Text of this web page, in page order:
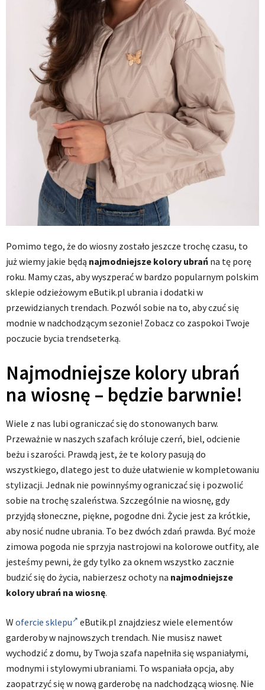
Pomimo tego, że do wiosny zostało jeszcze trochę czasu, to
już wiemy jakie będą najmodniejsze kolory ubrań na tę porę
roku. Mamy czas, aby wyszperać w bardzo popularnym polskim
sklepie odzieżowym eButik.pl ubrania i dodatki w
przewidzianych trendach. Pozwól sobie na to, aby czuć się
modnie w nadchodzącym sezonie! Zobacz co zaspokoi Twoje
poczucie bycia trendseterką.
Najmodniejsze kolory ubrań
na wiosnę – będzie barwnie!
Wiele z nas lubi ograniczać się do stonowanych barw.
Przeważnie w naszych szafach króluje czerń, biel, odcienie
beżu i szarości. Prawdą jest, że te kolory pasują do
wszystkiego, dlatego jest to duże ułatwienie w kompletowaniu
stylizacji. Jednak nie powinnyśmy ograniczać się i pozwolić
sobie na trochę szaleństwa. Szczególnie na wiosnę, gdy
przyjdą słoneczne, piękne, pogodne dni. Życie jest za krótkie,
aby nosić nudne ubrania. To bez dwóch zdań prawda. Być może
zimowa pogoda nie sprzyja nastrojowi na kolorowe outfity, ale
jesteśmy pewni, że gdy tylko za oknem wszystko zacznie
budzić się do życia, nabierzesz ochoty na najmodniejsze
kolory ubrań na wiosnę.
W ofercie sklepu
eButik.pl znajdziesz wiele elementów
garderoby w najnowszych trendach. Nie musisz nawet
wychodzić z domu, by Twoja szafa napełniła się wspaniałymi,
modnymi i stylowymi ubraniami. To wspaniała opcja, aby
zaopatrzyć się w nową garderobę na nadchodzącą wiosnę. Nie